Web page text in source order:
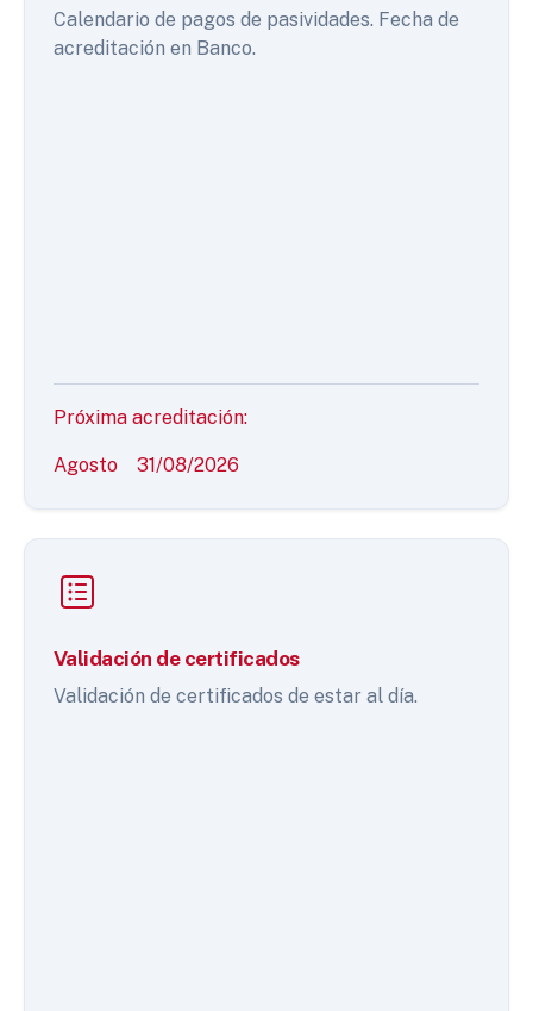
Calendario de pagos de pasividades. Fecha de
acreditación en Banco.
Próxima acreditación:
Agosto 31/08/2026
Validación de certificados
Validación de certificados de estar al día.